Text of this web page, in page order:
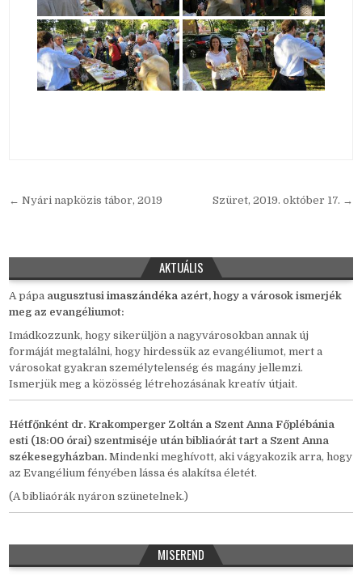
Bejegyzés
← Nyári napközis tábor, 2019 Szüret, 2019. október 17. →
AKTUÁLIS
A pápa augusztusiimaszándéka azért, hogy a városok ismerjék
meg az evangéliumot:
Imádkozzunk, hogy sikerüljön a nagyvárosokban annak új
formáját megtalálni, hogy hirdessük az evangéliumot, mert a
városokat gyakran személytelenség és magány jellemzi.
Ismerjük meg a közösség létrehozásának kreatív útjait.
Hétfőnként dr. Krakomperger Zoltán a Szent Anna Főplébánia
esti (18:00 órai) szentmiséje után bibliaórát tart a Szent Anna
székesegyházban. Mindenki meghívott, aki vágyakozik arra, hogy
az Evangélium fényében lássa és alakítsa életét.
(A bibliaórák nyáron szünetelnek.)
MISEREND